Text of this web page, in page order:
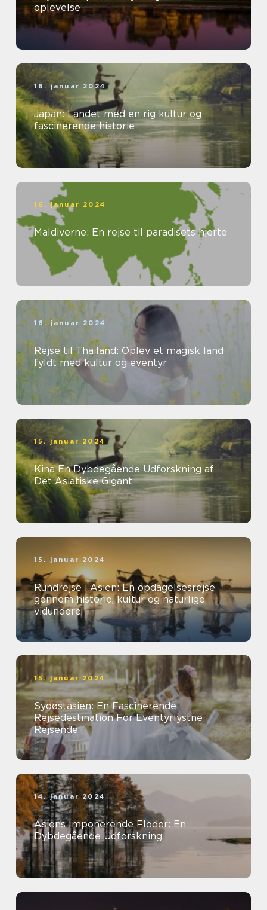
oplevelse
16. januar 2024
Japan: Landet med en rig kultur og
fascinerende historie
16. januar 2024
Maldiverne: En rejse til paradisets hjerte
16. januar 2024
Rejse til Thailand: Oplev et magisk land
fyldt med kultur og eventyr
15. januar 2024
Kina En Dybdegående Udforskning af
Det Asiatiske Gigant
15. januar 2024
Rundrejse i Asien: En opdagelsesrejse
gennem historie, kultur og naturlige
vidundere
15. januar 2024
Sydøstasien: En Fascinerende
Rejsedestination For Eventyrlystne
Rejsende
14. januar 2024
Asiens Imponerende Floder: En
Dybdegående Udforskning